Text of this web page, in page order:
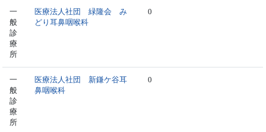
一
般
診
療
所
医療法人社団 緑隆会 み
どり耳鼻咽喉科
0
一
般
診
療
所
医療法人社団 新鎌ケ谷耳
鼻咽喉科
0